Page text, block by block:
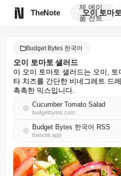
TheNote
제
품
에이
전트
오이 토마
Budget Bytes 한국어
오이 토마토 샐러드
이 오이 토마토 샐러드는 오이,
타 치즈를 간단한 비네그레트 드
촉촉한 믹스입니다.
Cucumber Tomato Salad
budgetbytes.com
Budget Bytes 한국어 RSS
thenote.app